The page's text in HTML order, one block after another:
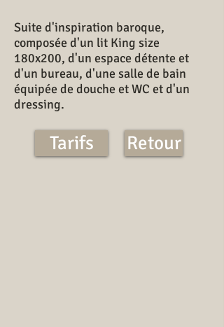
Suite d'inspiration baroque,
composée d'un lit King size
180x200, d'un espace détente et
d'un bureau, d'une salle de bain
équipée de douche et WC et d'un
dressing.
Tarifs Retour